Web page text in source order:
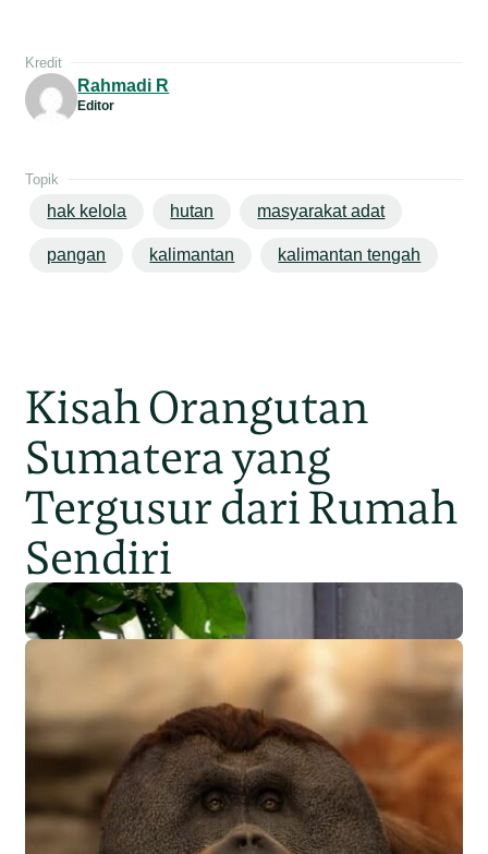
Kredit
Rahmadi R
Editor
Topik
hak kelola hutan masyarakat adat
pangan kalimantan kalimantan tengah
Kisah Orangutan
Sumatera yang
Tergusur dari Rumah
Sendiri